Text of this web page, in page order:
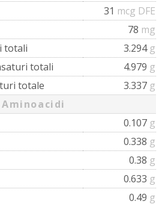
31 mcg DFE
78 mg
totali
3.294 g
totali
4.979 g
totale
3.337 g
Aminoacidi
0.107 g
0.338 g
0.38 g
0.633 g
0.49 g